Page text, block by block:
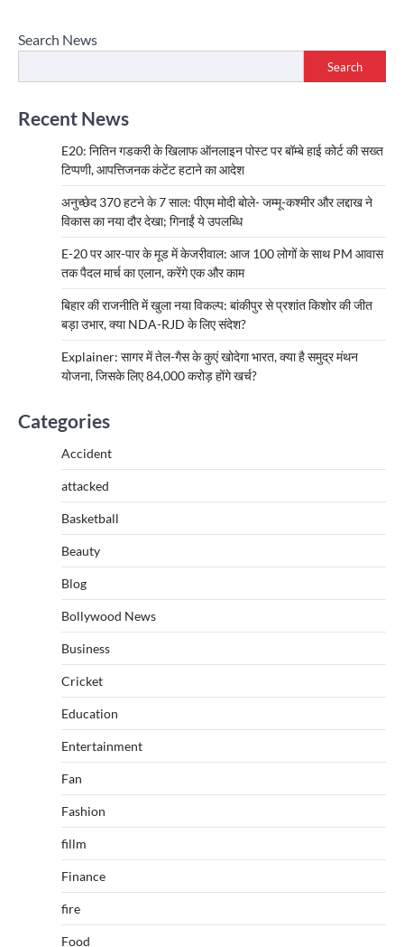
Search News
Search
Recent News
E20: नितिन गडकरी के खिलाफ ऑनलाइन पोस्ट पर बॉम्बे हाई कोर्ट की सख्त
टिप्पणी, आपत्तिजनक कंटेंट हटाने का आदेश
अनुच्छेद 370 हटने के 7 साल: पीएम मोदी बोले- जम्मू-कश्मीर और लद्दाख ने
विकास का नया दौर देखा; गिनाईं ये उपलब्धि
E-20 पर आर-पार के मूड में केजरीवाल: आज 100 लोगों के साथ PM आवास
तक पैदल मार्च का एलान, करेंगे एक और काम
बिहार की राजनीति में खुला नया विकल्प: बांकीपुर से प्रशांत किशोर की जीत
बड़ा उभार, क्या NDA-RJD के लिए संदेश?
Explainer: सागर में तेल-गैस के कुएं खोदेगा भारत, क्या है समुद्र मंथन
योजना, जिसके लिए 84,000 करोड़ होंगे खर्च?
Categories
Accident
attacked
Basketball
Beauty
Blog
Bollywood News
Business
Cricket
Education
Entertainment
Fan
Fashion
fillm
Finance
fire
Food